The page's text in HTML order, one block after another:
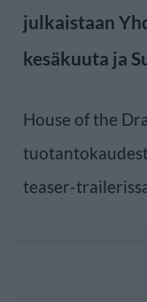
julkaistaan
kesäkuuta ja
House of the
teaser-